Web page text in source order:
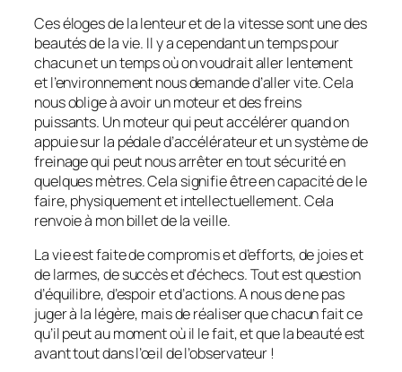
Ces éloges de la lenteur et de la vitesse sont une des
beautés de la vie. Il y a cependant un temps pour
chacun et un temps où on voudrait aller lentement
et l’environnement nous demande d’aller vite. Cela
nous oblige à avoir un moteur et des freins
puissants. Un moteur qui peut accélérer quand on
appuie sur la pédale d’accélérateur et un système de
freinage qui peut nous arrêter en tout sécurité en
quelques mètres. Cela signifie être en capacité de le
faire, physiquement et intellectuellement. Cela
renvoie à mon billet de la veille.
La vie est faite de compromis et d’efforts, de joies et
de larmes, de succès et d’échecs. Tout est question
d’équilibre, d’espoir et d’actions. A nous de ne pas
juger à la légère, mais de réaliser que chacun fait ce
qu’il peut au moment où il le fait, et que la beauté est
avant tout dans l’œil de l’observateur !